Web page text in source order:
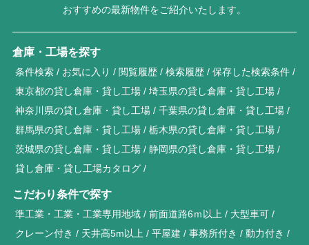
おすすめの最新物件をご紹介いたします。
倉庫・工場を探す
条件検索 お気に入り 閲覧履歴 検索履歴
保存した検索条件
東京都の貸し倉庫・貸し工場
埼玉県の貸し倉庫・貸し工場
神奈川県の貸し倉庫・貸し工場
千葉県の貸し倉庫・貸し工場
群馬県の貸し倉庫・貸し工場
栃木県の貸し倉庫・貸し工場
茨城県の貸し倉庫・貸し工場
静岡県の貸し倉庫・貸し工場
貸し倉庫・貸し工場カタログ
こだわり条件で探す
準工業・工業・工業専用地域 前面道路6ｍ以上
大型車可
クレーン付き
天井高5m以上 平屋建 事務所付き 動力付き